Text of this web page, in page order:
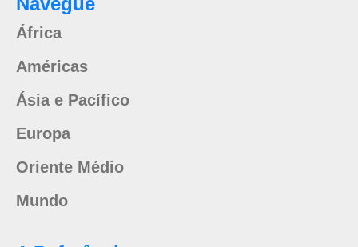
África
Américas
Ásia e Pacífico
Europa
Oriente Médio
Mundo